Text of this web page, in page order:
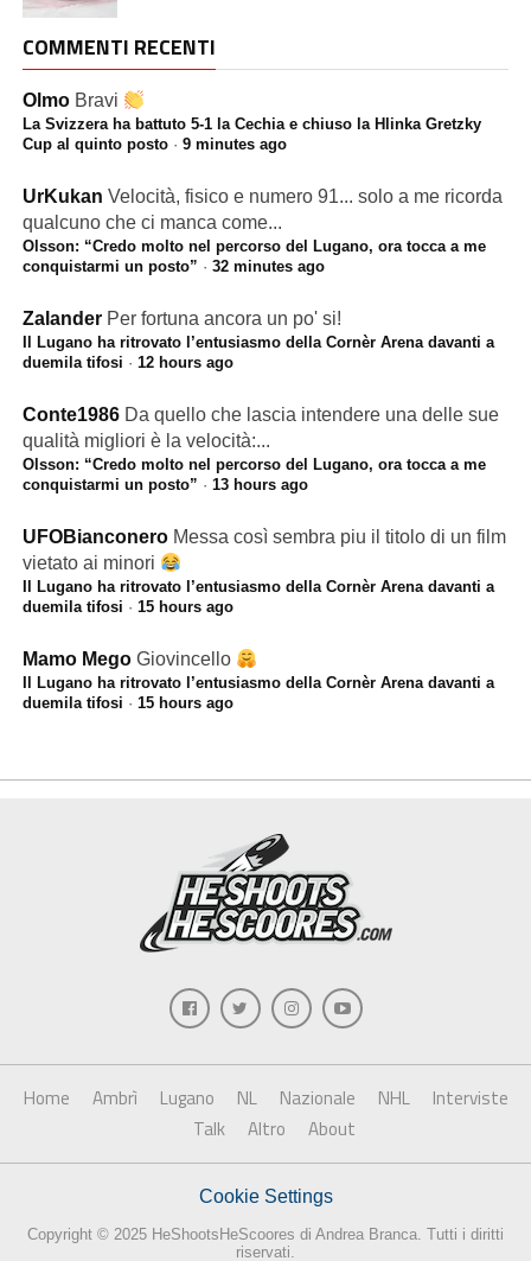
COMMENTI RECENTI
Olmo Bravi
La Svizzera ha battuto 5-1 la Cechia e chiuso la Hlinka Gretzky
Cup al quinto posto· 9 minutes ago
UrKukan Velocità, fisico e numero 91... solo a me ricorda
qualcuno che ci manca come...
Olsson: “Credo molto nel percorso del Lugano, ora tocca a me
conquistarmi un posto” · 32 minutes ago
Zalander Per fortuna ancora un po' si!
Il Lugano ha ritrovato l’entusiasmo della Cornèr Arena davanti a
duemila tifosi · 12 hours ago
Conte1986 Da quello che lascia intendere una delle sue
qualità migliori è la velocità:...
Olsson: “Credo molto nel percorso del Lugano, ora tocca a me
conquistarmi un posto” · 13 hours ago
UFOBianconero Messa così sembra piu il titolo di un film
vietato ai minori
Il Lugano ha ritrovato l’entusiasmo della Cornèr Arena davanti a
duemila tifosi · 15 hours ago
Mamo Mego Giovincello
Il Lugano ha ritrovato l’entusiasmo della Cornèr Arena davanti a
duemila tifosi · 15 hours ago
Home Ambrì Lugano NL Nazionale NHL
Interviste
Talk
Altro About
Cookie Settings
Copyright © 2025 HeShootsHeScoores di Andrea Branca. Tutti i diritti
riservati.